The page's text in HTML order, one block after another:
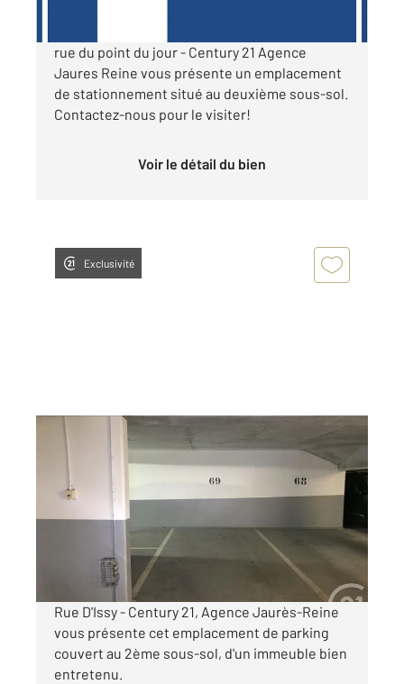
rue du point du jour - Century 21 Agence
Jaures Reine vous présente un emplacement
de stationnement situé au deuxième sous-sol.
Contactez-nous pour le visiter!
Voir le détail du bien
Exclusivité
BOULOGNE BILLANCOURT 92
12 m
Ref : 13588
Parking à louer
100 €
par mois charges comprises
Rue D'Issy - Century 21, Agence Jaurès-Reine
vous présente cet emplacement de parking
couvert au 2ème sous-sol, d'un immeuble bien
entretenu.